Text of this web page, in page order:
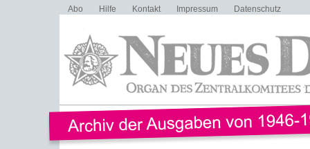
Abo Hilfe Kontakt Impressum Datenschutz